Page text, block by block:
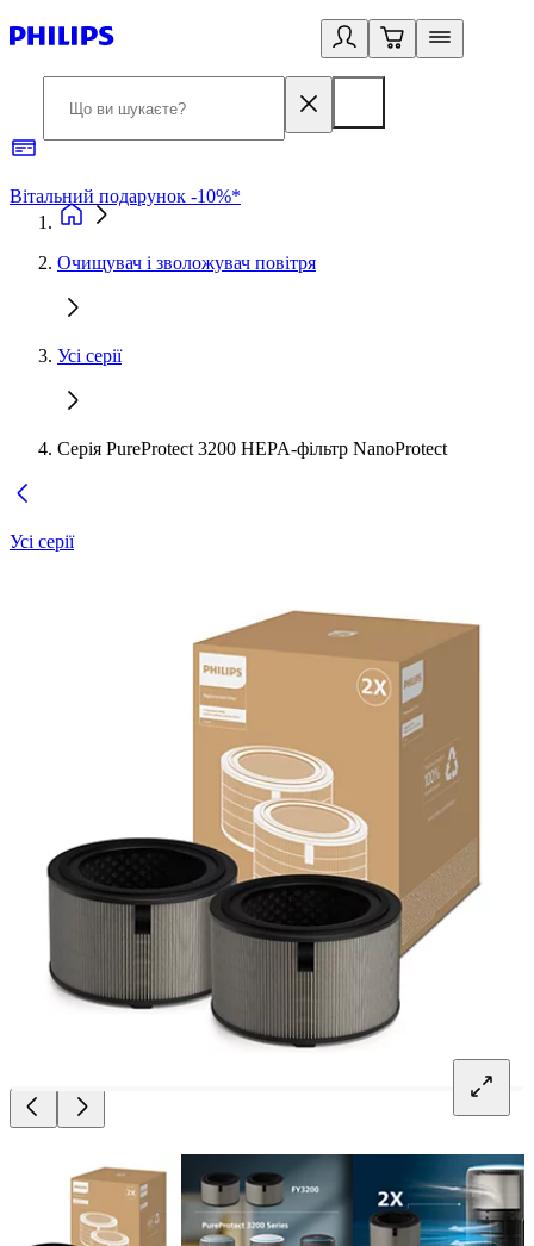
Вітальний подарунок -10%*
Очищувач і зволожувач повітря
Усі серії
Серія PureProtect 3200 HEPA-фільтр NanoProtect
Усі серії